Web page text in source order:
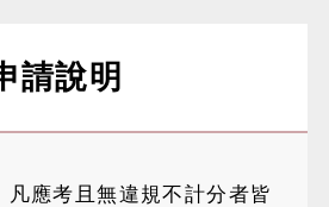
請說明
凡應考且無違規不計分者皆